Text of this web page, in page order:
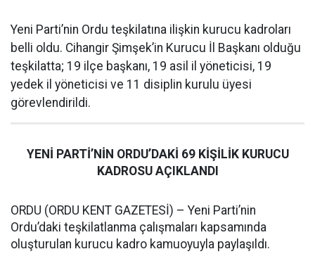
Yeni Parti’nin Ordu teşkilatına ilişkin kurucu kadroları
belli oldu. Cihangir Şimşek’in Kurucu İl Başkanı olduğu
teşkilatta; 19 ilçe başkanı, 19 asil il yöneticisi, 19
yedek il yöneticisi ve 11 disiplin kurulu üyesi
görevlendirildi.
YENİ PARTİ’NİN ORDU’DAKİ 69 KİŞİLİK KURUCU
KADROSU AÇIKLANDI
ORDU (ORDU KENT GAZETESİ) – Yeni Parti’nin
Ordu’daki teşkilatlanma çalışmaları kapsamında
oluşturulan kurucu kadro kamuoyuyla paylaşıldı.